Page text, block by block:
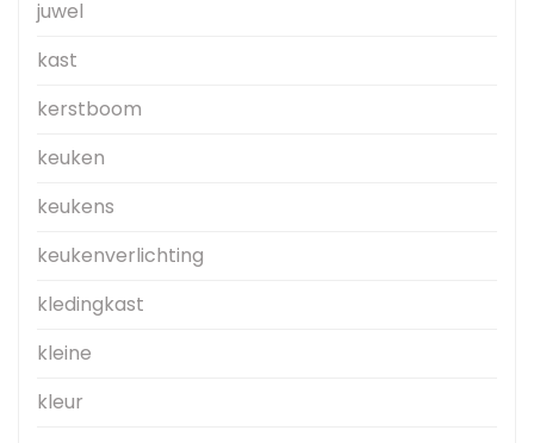
juwel
kast
kerstboom
keuken
keukens
keukenverlichting
kledingkast
kleine
kleur